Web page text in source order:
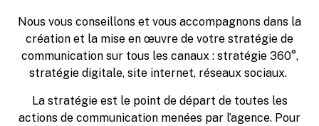
Nous vous conseillons et vous accompagnons dans la
création et la mise en œuvre de votre stratégie de
communication sur tous les canaux : stratégie 360°,
stratégie digitale, site internet, réseaux sociaux.
La stratégie est le point de départ de toutes les
actions de communication menées par l’agence. Pour